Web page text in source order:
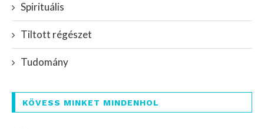
Spirituális
Tiltott régészet
Tudomány
KÖVESS MINKET MINDENHOL